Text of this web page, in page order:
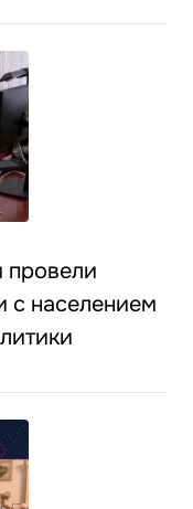
провели
с населением